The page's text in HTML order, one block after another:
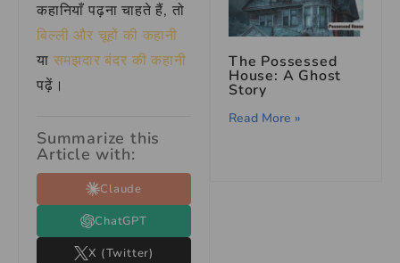
कहानियाँ पढ़ना चाहते हैं, तो
बिल्ली और चूहों की कहानी
या समझदार बंदर की कहानी
पढ़ें।
Summarize this
Article with:
Claude
ChatGPT
X (Twitter)
The Possessed
House: A Ghost
Story
Read More »